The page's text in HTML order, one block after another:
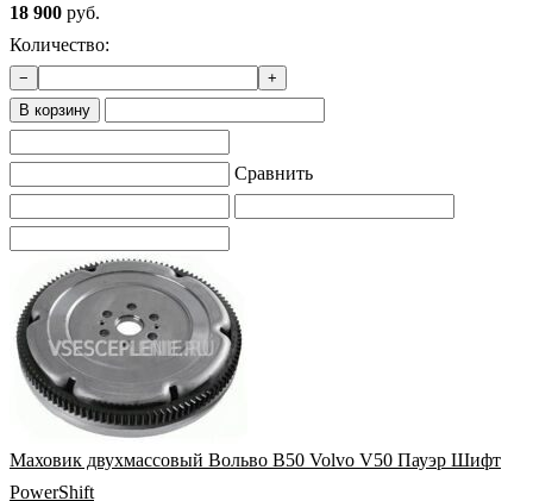
18 900 руб.
Количество:
−
+
В корзину
Сравнить
Маховик двухмассовый Вольво В50 Volvo V50 Пауэр Шифт
PowerShift